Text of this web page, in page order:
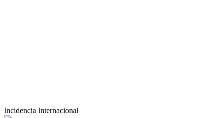
Incidencia Internacional